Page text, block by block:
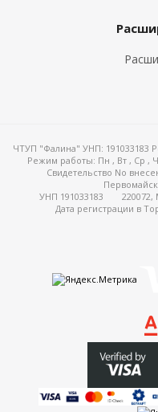
ЧТУП "Фалина" УНП: 191033183
Режим работы: Пн , Вт , Ср ,
Свидетельство No
УНП 191033183
Дата регистрации в